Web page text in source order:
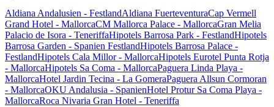
Aldiana Andalusien - FestlandAldiana FuerteventuraCap Vermell
Grand Hotel - MallorcaCM Mallorca Palace - MallorcaGran Melia
Palacio de Isora - TeneriffaHipotels Barrosa Park - FestlandHipotels
Barrosa Garden - Spanien FestlandHipotels Barrosa Palace -
FestlandHipotels Cala Millor - MallorcaHipotels Eurotel Punta Rotja
- MallorcaHipotels Sa Coma - MallorcaPaguera Linda Playa -
MallorcaHotel Jardin Tecina - La GomeraPaguera Allsun Cormoran
- MallorcaOKU Andalusia - SpanienHotel Protur Sa Coma Playa -
MallorcaRoca Nivaria Gran Hotel - Teneriffa